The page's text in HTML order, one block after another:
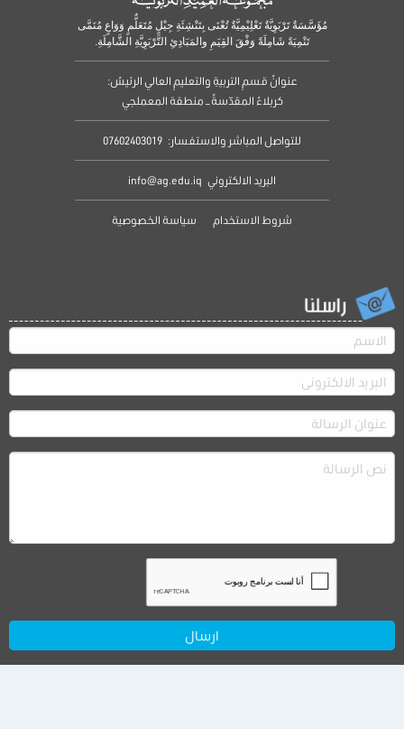
مُؤَسَّسَةٌ تَرْبَوِيَّةٌ تَعْلِيْمِيَّةٌ تُعْنَى بِتَنْشِئَةِ جِيْلٍ مُتَعَلٌّمٍ وَوَاعٍ مُنَمَّى
تَنْمِيَةً شَامِلَةً وَفْقَ القِيَمِ والمَبَادِئِ التَّرْبَوِيَّةِ الشَّامِلَةِ.
عنوانُ قسمِ التربيةِ والتعليمِ العالي الرئيسُ:
كربلاءُ المقدّسةُ – منطقة المعملجي
للتواصل المباشر والاستفسار: 07602403019
البريد الالكتروني info@ag.edu.iq
شروط الاستخدام سياسة الخصوصية